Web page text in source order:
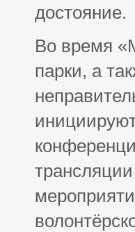
достояние.
Во время
парки, а